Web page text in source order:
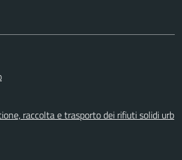
raccolta e trasporto dei rifiuti solidi urb